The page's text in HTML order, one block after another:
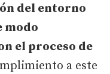
del entorno
modo
el proceso de
a este